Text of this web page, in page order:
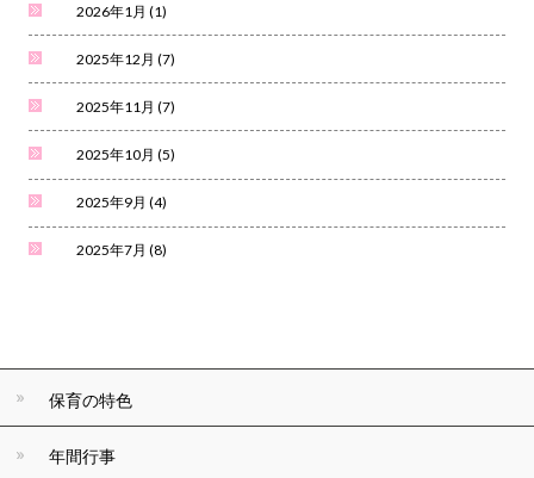
2026年1月 (1)
2025年12月 (7)
2025年11月 (7)
2025年10月 (5)
2025年9月 (4)
2025年7月 (8)
保育の特色
年間行事